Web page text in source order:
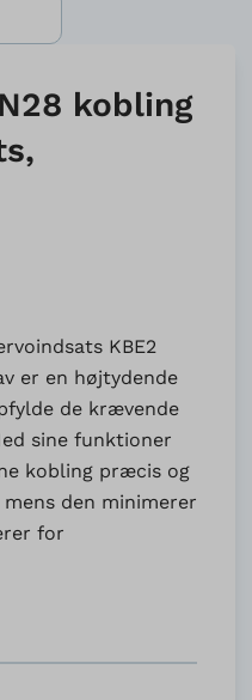
kobling
KBE2
er en højtydende
de krævende
sine funktioner
kobling præcis og
den minimerer
for